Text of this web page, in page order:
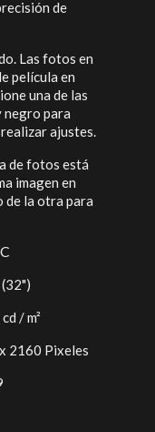
de
Las fotos en
película en
una de las
negro para
ajustes.
de fotos está
imagen en
de la otra para
/ m²
2160 Pixeles